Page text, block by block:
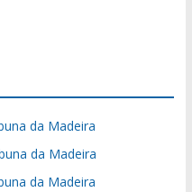
da Madeira
da Madeira
da Madeira